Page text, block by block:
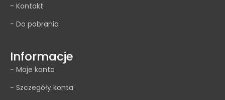
- Kontakt
- Do pobrania
Informacje
- Moje konto
- Szczegóły konta